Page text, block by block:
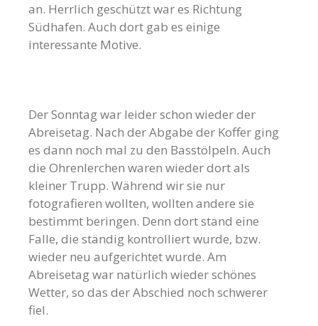
an. Herrlich geschützt war es Richtung
Südhafen. Auch dort gab es einige
interessante Motive.
Der Sonntag war leider schon wieder der
Abreisetag. Nach der Abgabe der Koffer ging
es dann noch mal zu den Basstölpeln. Auch
die Ohrenlerchen waren wieder dort als
kleiner Trupp. Während wir sie nur
fotografieren wollten, wollten andere sie
bestimmt beringen. Denn dort stand eine
Falle, die ständig kontrolliert wurde, bzw.
wieder neu aufgerichtet wurde. Am
Abreisetag war natürlich wieder schönes
Wetter, so das der Abschied noch schwerer
fiel.